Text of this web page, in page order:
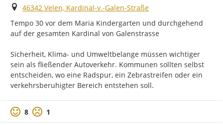
Ort
46342 Velen, Kardinal-v.-Galen-Straße
Tempo 30 vor dem Maria Kindergarten und durchgehend
auf der gesamten Kardinal von Galenstrasse
Sicherheit, Klima- und Umweltbelange müssen wichtiger
sein als fließender Autoverkehr. Kommunen sollten selbst
entscheiden, wo eine Radspur, ein Zebrastreifen oder ein
verkehrsberuhigter Bereich entstehen soll.
Positive Bewertung
8 Negative Bewertung
1